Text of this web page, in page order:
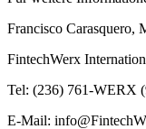
Francisco Carasquero,
FintechWerx
Tel: (236) 761-WERX
E-Mail: